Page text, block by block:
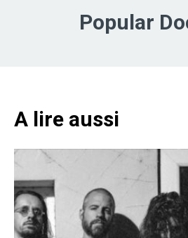
Popular
A lire aussi